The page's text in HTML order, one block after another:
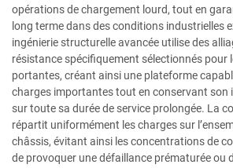
opérations de chargement lourd, tout en
long terme dans des conditions industrielles
ingénierie structurelle avancée utilise des
résistance spécifiquement sélectionnés pour
portantes, créant ainsi une plateforme
charges importantes tout en conservant son
sur toute sa durée de service prolongée. La
répartit uniformément les charges sur
châssis, évitant ainsi les concentrations de
de provoquer une défaillance prématurée ou